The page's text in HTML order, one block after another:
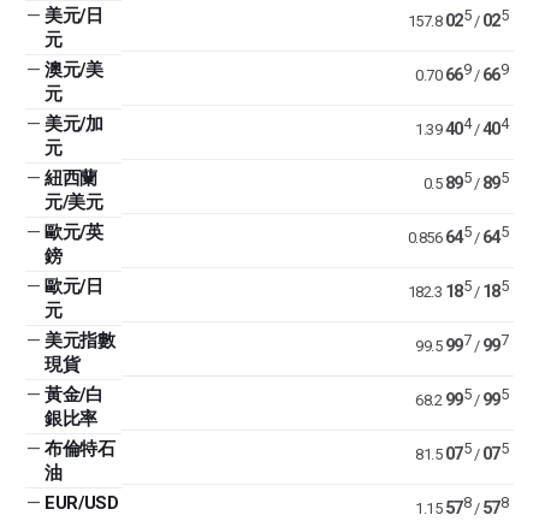
— 美元/日
元
157.8 025/ 025
— 澳元/美
元
0.70 669/ 669
— 美元/加
元
1.39 404/404
— 紐西蘭
元/美元
0.5 895/ 895
— 歐元/英
鎊
0.856 645/ 645
— 歐元/日
元
182.3 185/ 185
— 美元指數
現貨
99.5 997 / 997
— 黃金/白
銀比率
68.2 995/ 995
— 布倫特石
油
81.5 075/ 075
— EUR/USD 1.15 578/ 578